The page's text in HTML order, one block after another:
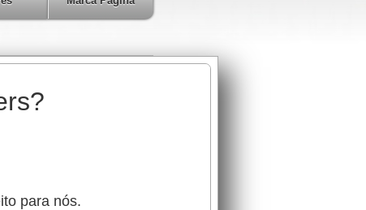
para nós.